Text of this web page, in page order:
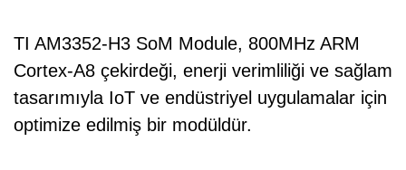
TI AM3352-H3 SoM Module, 800MHz ARM
Cortex-A8 çekirdeği, enerji verimliliği ve sağlam
tasarımıyla IoT ve endüstriyel uygulamalar için
optimize edilmiş bir modüldür.